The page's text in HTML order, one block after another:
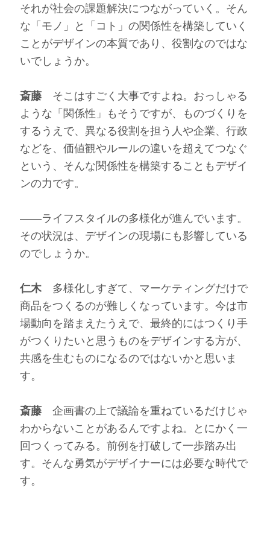
それが社会の課題解決につながっていく。そん
な「モノ」と「コト」の関係性を構築していく
ことがデザインの本質であり、役割なのではな
いでしょうか。
斎藤そこはすごく大事ですよね。おっしゃる
ような「関係性」もそうですが、ものづくりを
するうえで、異なる役割を担う人や企業、行政
などを、価値観やルールの違いを超えてつなぐ
という、そんな関係性を構築することもデザイ
ンの力です。
――ライフスタイルの多様化が進んでいます。
その状況は、デザインの現場にも影響している
のでしょうか。
仁木多様化しすぎて、マーケティングだけで
商品をつくるのが難しくなっています。今は市
場動向を踏まえたうえで、最終的にはつくり手
がつくりたいと思うものをデザインする方が、
共感を生むものになるのではないかと思いま
す。
斎藤企画書の上で議論を重ねているだけじゃ
わからないことがあるんですよね。とにかく一
回つくってみる。前例を打破して一歩踏み出
す。そんな勇気がデザイナーには必要な時代で
す。